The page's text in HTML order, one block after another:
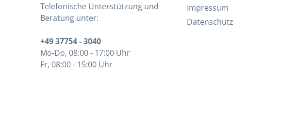
Telefonische Unterstützung und
Beratung unter:
+49 37754 - 3040
Mo-Do, 08:00 - 17:00 Uhr
Fr, 08:00 - 15:00 Uhr
Impressum
Datenschutz